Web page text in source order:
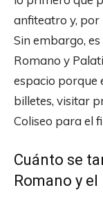
anfiteatro y, por
Sin embargo,
Romano y
espacio porque
billetes, visitar
Coliseo para el
Cuánto se
Romano y